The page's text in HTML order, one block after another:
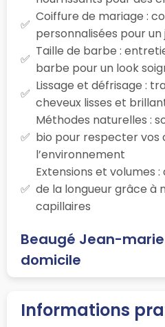
Coiffure de mariage :
personnalisées pour un
Taille de barbe :
barbe pour un look
Lissage et défrisage :
cheveux lisses et
Méthodes naturelles :
bio pour respecter vos
l’environnement
Extensions et volumes
de la longueur grâce à
capillaires
Beaugé Jean-
domicile
Informations